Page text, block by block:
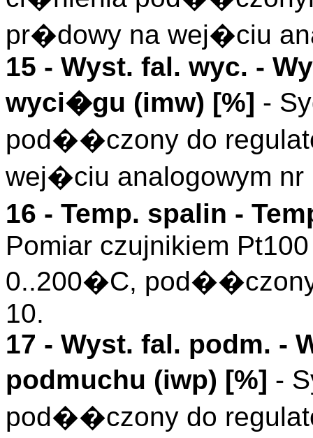
pr�dowy na wej�ciu
15 - Wyst. fal. wyc. -
wyci�gu (imw) [%] -
pod��czony do
wej�ciu analogowym nr
16 - Temp. spalin -
Pomiar czujnikiem
0..200�C,
10.
17 - Wyst. fal. podm. -
podmuchu (iwp) [%] -
pod��czony do